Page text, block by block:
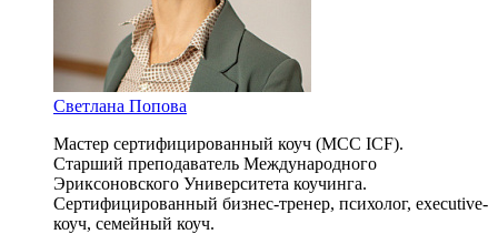
Светлана Попова
Мастер сертифицированный коуч (MCC ICF).
Старший преподаватель Международного
Эриксоновского Университета коучинга.
Сертифицированный бизнес-тренер, психолог, executive-
коуч, семейный коуч.